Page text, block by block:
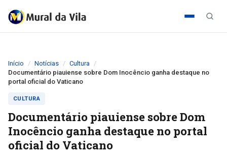
Início Notícias
Cultura
Documentário piauiense sobre Dom Inocêncio ganha destaque no
portal oficial do Vaticano
CULTURA
Documentário piauiense sobre Dom
Inocêncio ganha destaque no portal
oficial do Vaticano